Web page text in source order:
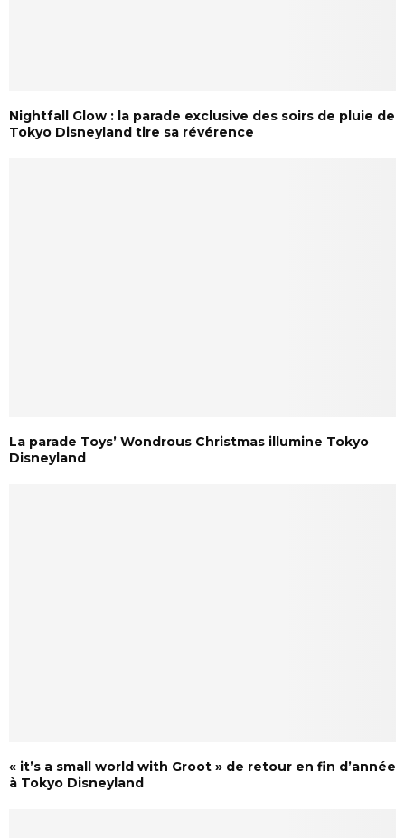
Nightfall Glow : la parade exclusive des soirs de pluie de
Tokyo Disneyland tire sa révérence
La parade Toys’ Wondrous Christmas illumine Tokyo
Disneyland
« it’s a small world with Groot » de retour en fin d’année
à Tokyo Disneyland